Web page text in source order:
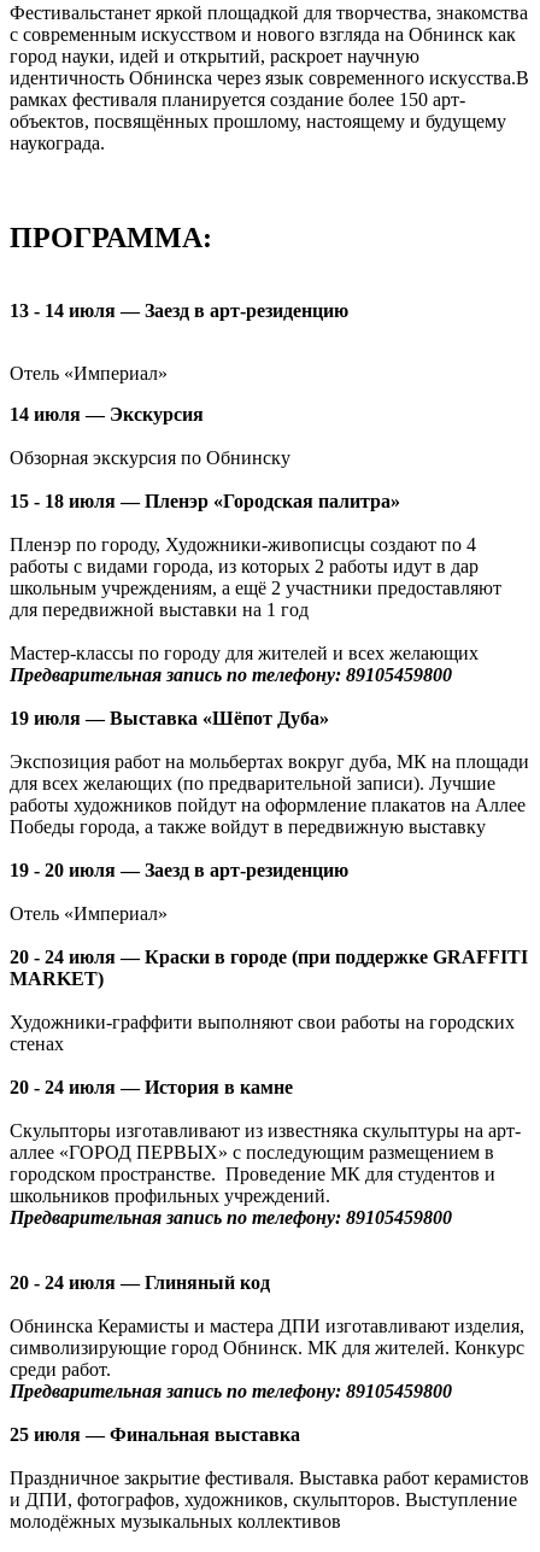
Фестивальстанет яркой площадкой для творчества, знакомства
с современным искусством и нового взгляда на Обнинск как
город науки, идей и открытий, раскроет научную
идентичность Обнинска через язык современного искусства.В
рамках фестиваля планируется создание более 150 арт-
объектов, посвящённых прошлому, настоящему и будущему
наукограда.
ПРОГРАММА:
13 - 14 июля — Заезд в арт-резиденцию
Отель «Империал»
14 июля — Экскурсия
Обзорная экскурсия по Обнинску
15 - 18 июля — Пленэр «Городская палитра»
Пленэр по городу, Художники-живописцы создают по 4
работы с видами города, из которых 2 работы идут в дар
школьным учреждениям, а ещё 2 участники предоставляют
для передвижной выставки на 1 год
Мастер-классы по городу для жителей и всех желающих
Предварительная запись по телефону: 89105459800
19 июля — Выставка «Шёпот Дуба»
Экспозиция работ на мольбертах вокруг дуба, МК на площади
для всех желающих (по предварительной записи). Лучшие
работы художников пойдут на оформление плакатов на Аллее
Победы города, а также войдут в передвижную выставку
19 - 20 июля — Заезд в арт-резиденцию
Отель «Империал»
20 - 24 июля — Краски в городе (при поддержке GRAFFITI
MARKET)
Художники-граффити выполняют свои работы на городских
стенах
20 - 24 июля — История в камне
Скульпторы изготавливают из известняка скульптуры на арт-
аллее «ГОРОД ПЕРВЫХ» с последующим размещением в
городском пространстве. Проведение МК для студентов и
школьников профильных учреждений.
Предварительная запись по телефону: 89105459800
20 - 24 июля — Глиняный код
Обнинска Керамисты и мастера ДПИ изготавливают изделия,
символизирующие город Обнинск. МК для жителей. Конкурс
среди работ.
Предварительная запись по телефону: 89105459800
25 июля — Финальная выставка
Праздничное закрытие фестиваля. Выставка работ керамистов
и ДПИ, фотографов, художников, скульпторов. Выступление
молодёжных музыкальных коллективов